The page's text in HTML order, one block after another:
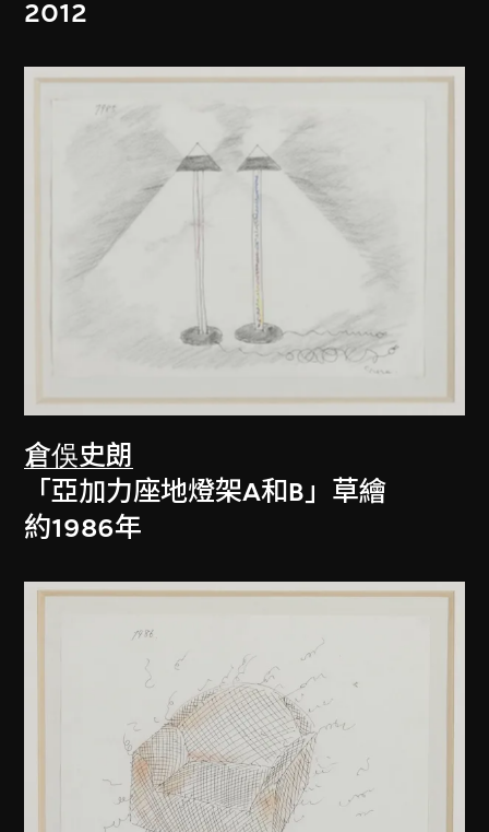
2012
倉俁史朗
「亞加力座地燈架A和B」草繪
約1986年